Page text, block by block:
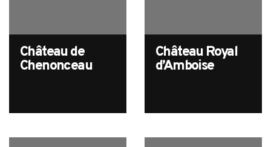
Château de
Chenonceau
Château Royal
d’Amboise